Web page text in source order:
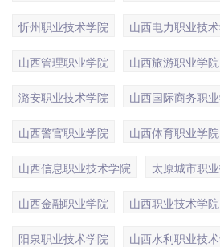
忻州职业技术学院 山西电力职业技
山西管理职业学院 山西旅游职业学院
潞安职业技术学院 山西国际商务职
山西警官职业学院 山西体育职业学院
山西信息职业技术学院 太原城市职
山西金融职业学院 山西职业技术学院
阳泉职业技术学院 山西水利职业技